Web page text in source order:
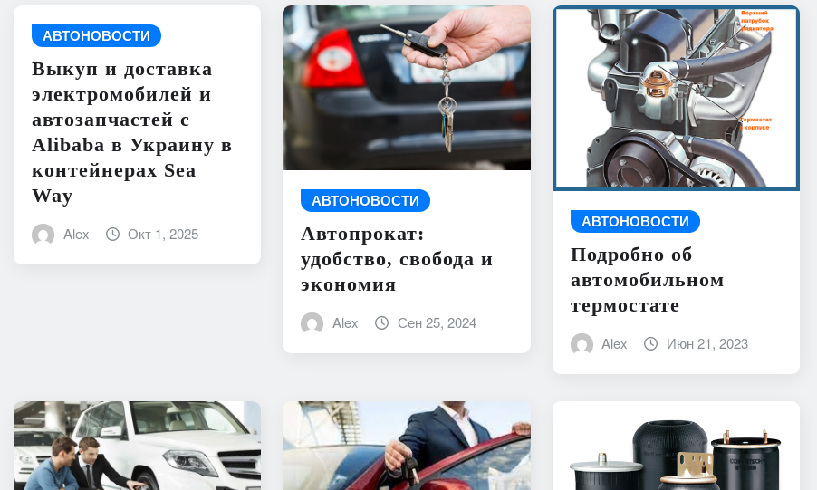
АВТОНОВОСТИ
Выкуп и доставка
электромобилей и
автозапчастей с
Alibaba в Украину в
контейнерах Sea
Way
Alex Окт 1, 2025
АВТОНОВОСТИ
Автопрокат:
удобство, свобода и
экономия
Alex Сен 25, 2024
АВТОНОВОСТИ
Подробно об
автомобильном
термостате
Alex Июн 21, 2023